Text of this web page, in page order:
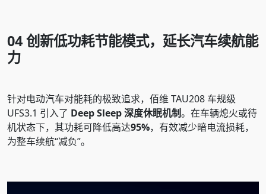
04创新低功耗节能模式，延长汽车续航能
力
针对电动汽车对能耗的极致追求，佰维 TAU208 车规级
UFS3.1 引入了 Deep Sleep 深度休眠机制。在车辆熄火或待
机状态下，其功耗可降低高达95%，有效减少暗电流损耗，
为整车续航“减负”。